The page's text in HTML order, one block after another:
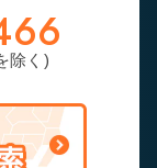
除く)